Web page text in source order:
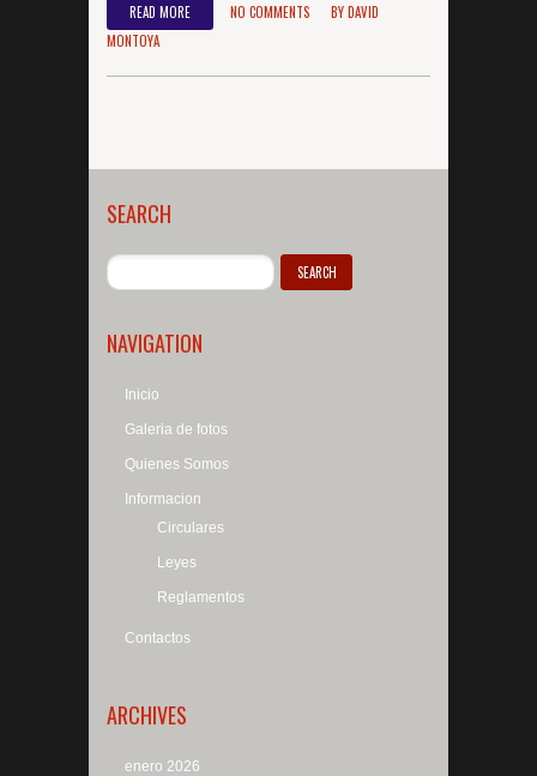
READ MORE NO COMMENTS BYDAVID
MONTOYA
SEARCH
NAVIGATION
Inicio
Galeria de fotos
Quienes Somos
Informacion
Circulares
Leyes
Reglamentos
Contactos
ARCHIVES
enero 2026